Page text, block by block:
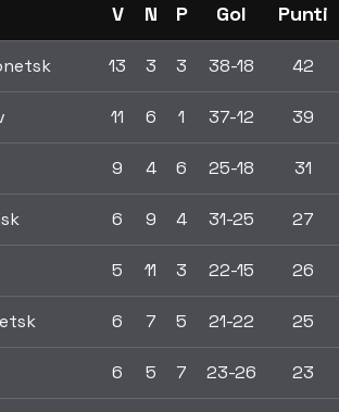
V N P Gol Punti
13 3 3 38-18 42
11 6 1 37-12 39
9 4 6 25-18 31
6 9 4 31-25 27
5 11 3 22-15 26
6 7 5 21-22 25
6 5 7 23-26 23